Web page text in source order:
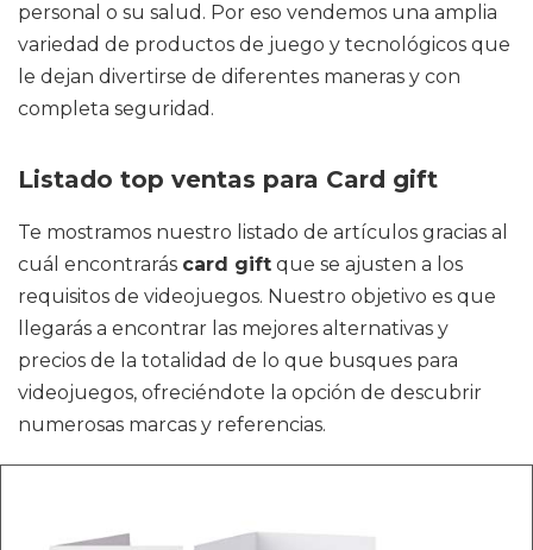
personal o su salud. Por eso vendemos una amplia
variedad de productos de juego y tecnológicos que
le dejan divertirse de diferentes maneras y con
completa seguridad.
Listado top ventas para Card gift
Te mostramos nuestro listado de artículos gracias al
cuál encontrarás card gift que se ajusten a los
requisitos de videojuegos. Nuestro objetivo es que
llegarás a encontrar las mejores alternativas y
precios de la totalidad de lo que busques para
videojuegos, ofreciéndote la opción de descubrir
numerosas marcas y referencias.